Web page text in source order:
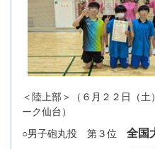
＜陸上部＞（６月２２日（
ーク仙台）
○男子砲丸投 第３位 全国